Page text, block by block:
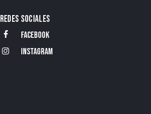
REDES SOCIALES
FACEBOOK
INSTAGRAM